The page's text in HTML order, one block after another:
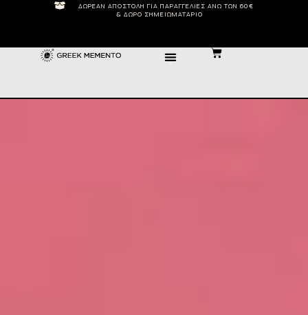
ΔΩΡΕΆΝ ΑΠΟΣΤΟΛΉ ΓΙΑ ΠΑΡΑΓΓΕΛΊΕΣ ΆΝΩ ΤΩΝ 60€
& ΔΏΡΟ ΣΗΜΕΙΩΜΑΤΆΡΙΟ